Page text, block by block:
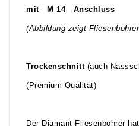
mit M 14 Anschluss
(Abbildung zeigt
Trockenschnitt(auch
(Premium Qualität)
Der Diamant-Fliesenbohrer